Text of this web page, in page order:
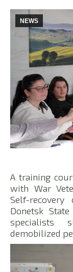
NEWS
A training
with War
Self-
Donetsk
specialists
demobilized